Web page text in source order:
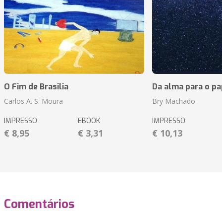
O Fim de Brasilia
Carlos A. S. Moura
IMPRESSO
€ 8,95
EBOOK
€ 3,31
Da alma para o
Bry Machado
IMPRESSO
€ 10,13
Comentários